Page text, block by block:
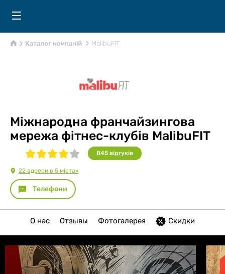
Каталог компаній MalibuFIT
Міжнародна франчайзингова
мережа фітнес-клубів MalibuFIT
845 відгуків
22 адреси в 5 містах
Телефони
О нас Отзывы Фотогалерея Скидки